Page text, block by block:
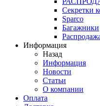
Секретки
Sparco
Багажники
Информация
Назад
Информация
Новости
Статьи
О компании
Оплата